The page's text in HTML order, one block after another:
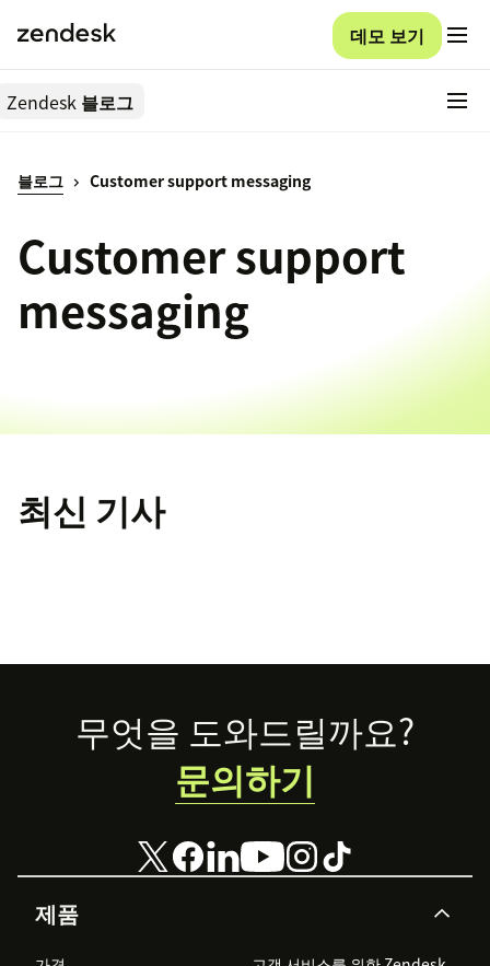
데모 보기
Zendesk 블로그
블로그 Customer support messaging
Customer support
messaging
최신 기사
Footer
제품
무엇을 도와드릴까요?
문의하기